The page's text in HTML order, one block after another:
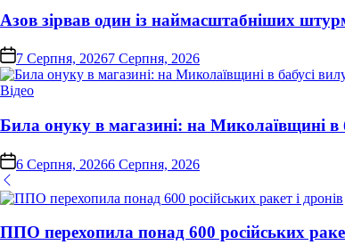
Азов зірвав один із наймасштабніших
on 7 Серпня, 20267 Серпня, 2026
Опублікувати
Відео
Била онуку в магазині: на Миколаївщині в
on6 Серпня, 20266 Серпня, 2026
ППО перехопила понад 600 російських